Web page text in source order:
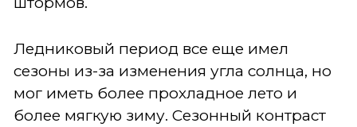
Ледниковый период все еще имел
сезоны из-за изменения угла солнца, но
мог иметь более прохладное лето и
более мягкую зиму. Сезонный контраст